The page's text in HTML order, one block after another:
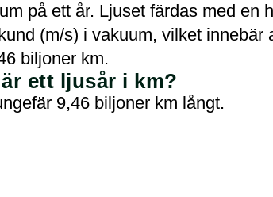
på ett år. Ljuset färdas med en
(m/s) i vakuum, vilket innebär
biljoner km.
ett ljusår i km?
9,46 biljoner km långt.